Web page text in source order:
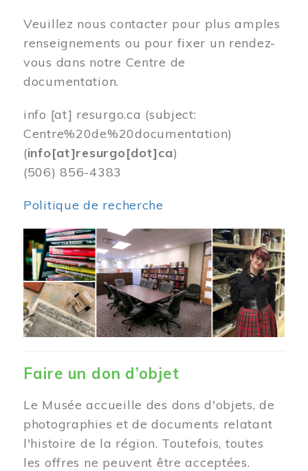
Veuillez nous contacter pour plus amples
renseignements ou pour fixer un rendez-
vous dans notre Centre de
documentation.
info [at] resurgo.ca (subject:
Centre%20de%20documentation)
(info[at]resurgo[dot]ca)
(506) 856-4383
Politique de recherche
Image
Faire un don d’objet
Le Musée accueille des dons d'objets, de
photographies et de documents relatant
l'histoire de la région. Toutefois, toutes
les offres ne peuvent être acceptées.